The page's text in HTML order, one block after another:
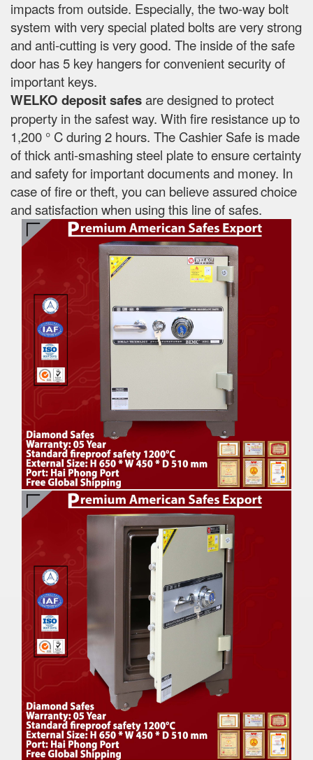
impacts from outside. Especially, the two-way bolt
system with very special plated bolts are very strong
and anti-cutting is very good. The inside of the safe
door has 5 key hangers for convenient security of
important keys.
WELKO deposit safesare designed to protect
property in the safest way. With fire resistance up to
1,200 ° C during 2 hours. The Cashier Safe is made
of thick anti-smashing steel plate to ensure certainty
and safety for important documents and money. In
case of fire or theft, you can believe assured choice
and satisfaction when using this line of safes.